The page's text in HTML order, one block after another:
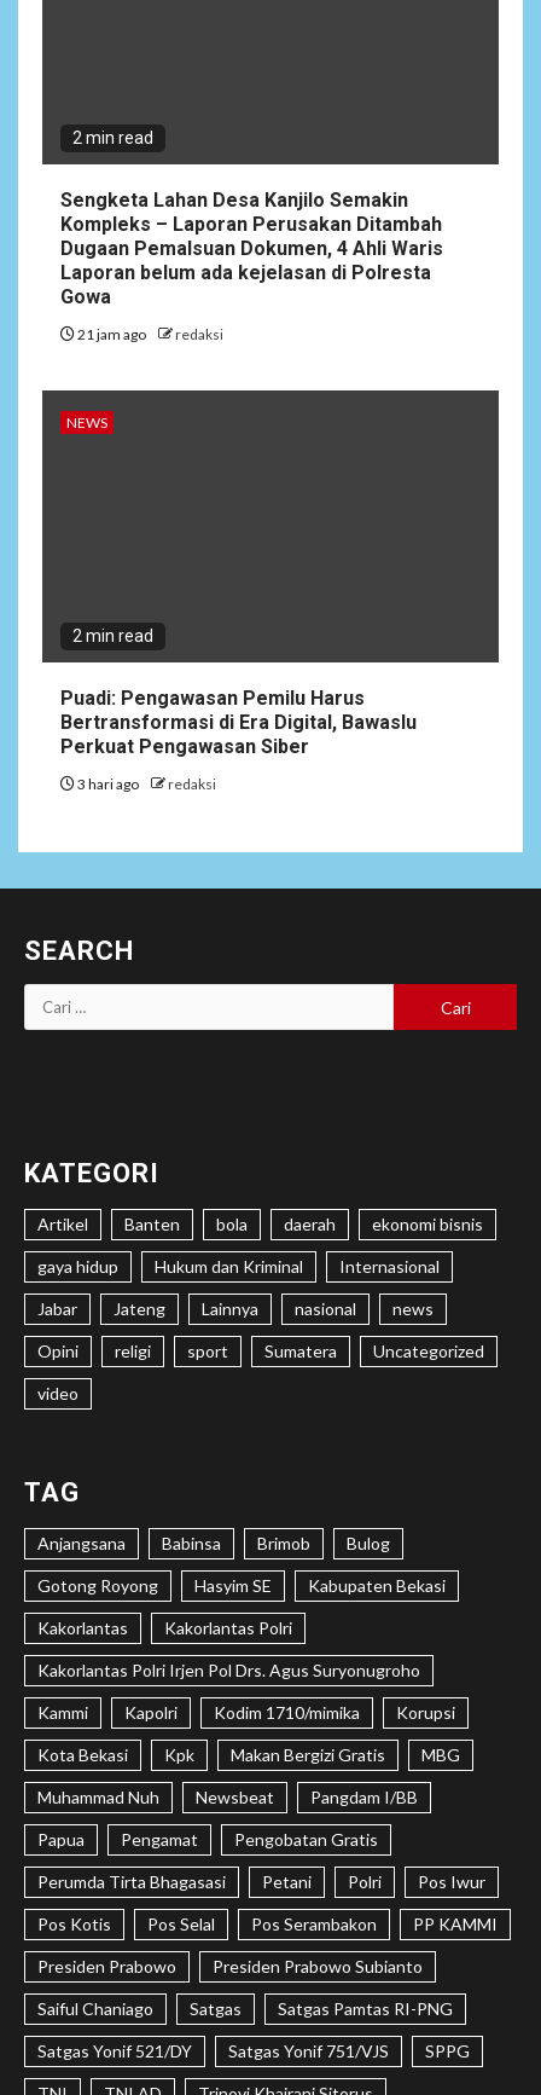
2 min read
Sengketa Lahan Desa Kanjilo Semakin
Kompleks – Laporan Perusakan Ditambah
Dugaan Pemalsuan Dokumen, 4 Ahli Waris
Laporan belum ada kejelasan di Polresta
Gowa
21 jam ago redaksi
NEWS
2 min read
Puadi: Pengawasan Pemilu Harus
Bertransformasi di Era Digital, Bawaslu
Perkuat Pengawasan Siber
3 hari ago redaksi
SEARCH
Cari
untuk:
KATEGORI
Artikel Banten bola daerah ekonomi bisnis
gaya hidup Hukum dan Kriminal Internasional
Jabar Jateng Lainnya nasional news
Opini religi sport Sumatera Uncategorized
video
TAG
Anjangsana Babinsa Brimob Bulog
Gotong Royong Hasyim SE Kabupaten Bekasi
Kakorlantas Kakorlantas Polri
Kakorlantas Polri Irjen Pol Drs. Agus Suryonugroho
Kammi Kapolri Kodim 1710/mimika Korupsi
Kota Bekasi Kpk Makan Bergizi Gratis MBG
Muhammad Nuh Newsbeat Pangdam I/BB
Papua Pengamat Pengobatan Gratis
Perumda Tirta Bhagasasi Petani Polri Pos Iwur
Pos Kotis Pos Selal Pos Serambakon PP KAMMI
Presiden Prabowo Presiden Prabowo Subianto
Saiful Chaniago Satgas Satgas Pamtas RI-PNG
Satgas Yonif 521/DY Satgas Yonif 751/VJS SPPG